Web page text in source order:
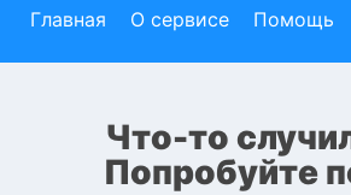
Главная О сервисе Помощь
Что-то
Попробуйте